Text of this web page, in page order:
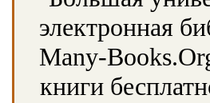
электронная
Many-
книги